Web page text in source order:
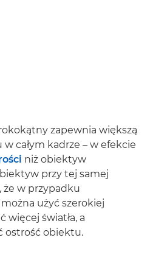
zapewnia większą
całym kadrze – w efekcie
niż obiektyw
przy tej samej
że w przypadku
użyć szerokiej
więcej światła, a
ostrość obiektu.